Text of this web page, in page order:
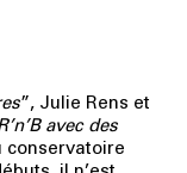
”, Julie Rens et
avec des
conservatoire